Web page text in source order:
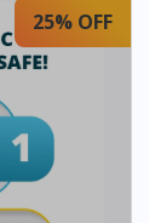
25% OFF